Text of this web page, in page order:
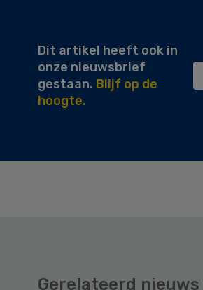
Dit artikel heeft ook in
onze nieuwsbrief
gestaan. Blijf op de
hoogte.
Gerelateerd nieuws